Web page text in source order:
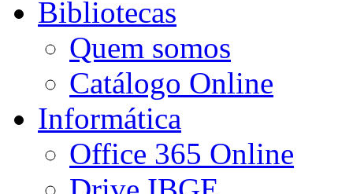
Bibliotecas
Quem somos
Catálogo Online
Informática
Office 365 Online